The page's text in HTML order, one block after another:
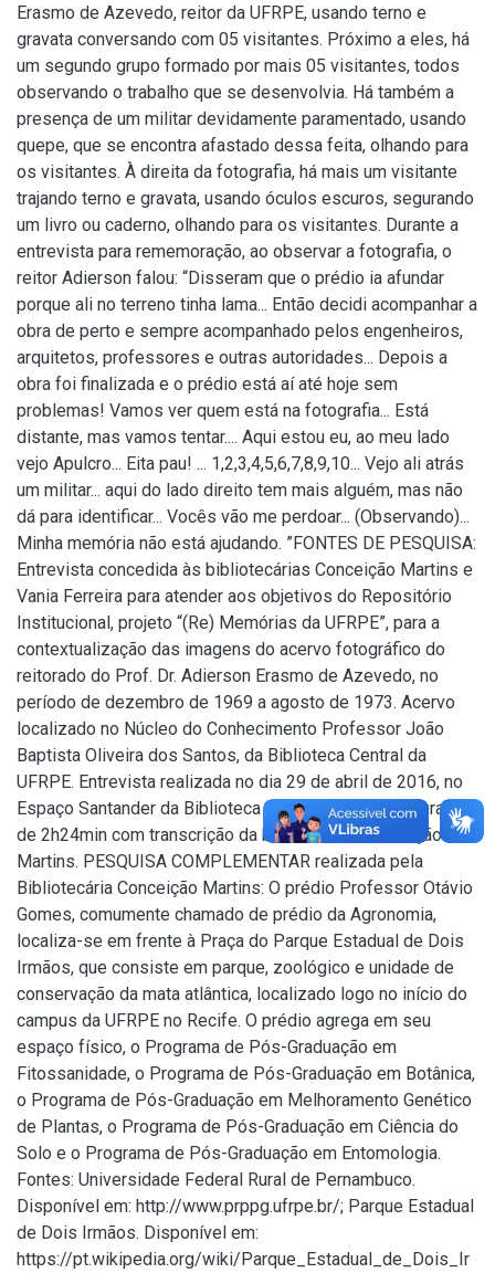
Erasmo de Azevedo, reitor da UFRPE, usando terno e
gravata conversando com 05 visitantes. Próximo a eles, há
um segundo grupo formado por mais 05 visitantes, todos
observando o trabalho que se desenvolvia. Há também a
presença de um militar devidamente paramentado, usando
quepe, que se encontra afastado dessa feita, olhando para
os visitantes. À direita da fotografia, há mais um visitante
trajando terno e gravata, usando óculos escuros, segurando
um livro ou caderno, olhando para os visitantes. Durante a
entrevista para rememoração, ao observar a fotografia, o
reitor Adierson falou: “Disseram que o prédio ia afundar
porque ali no terreno tinha lama... Então decidi acompanhar a
obra de perto e sempre acompanhado pelos engenheiros,
arquitetos, professores e outras autoridades... Depois a
obra foi finalizada e o prédio está aí até hoje sem
problemas! Vamos ver quem está na fotografia... Está
distante, mas vamos tentar.... Aqui estou eu, ao meu lado
vejo Apulcro... Eita pau! ... 1,2,3,4,5,6,7,8,9,10... Vejo ali atrás
um militar... aqui do lado direito tem mais alguém, mas não
dá para identificar... Vocês vão me perdoar... (Observando)...
Minha memória não está ajudando. ”FONTES DE PESQUISA:
Entrevista concedida às bibliotecárias Conceição Martins e
Vania Ferreira para atender aos objetivos do Repositório
Institucional, projeto “(Re) Memórias da UFRPE”, para a
contextualização das imagens do acervo fotográfico do
reitorado do Prof. Dr. Adierson Erasmo de Azevedo, no
período de dezembro de 1969 a agosto de 1973. Acervo
localizado no Núcleo do Conhecimento Professor João
Baptista Oliveira dos Santos, da Biblioteca Central da
UFRPE. Entrevista realizada no dia 29 de abril de 2016, no
Espaço Santander da Biblioteca Central da UFRPE. Duração
de 2h24min com transcrição da bibliotecária Conceição
Martins. PESQUISA COMPLEMENTAR realizada pela
Bibliotecária Conceição Martins: O prédio Professor Otávio
Gomes, comumente chamado de prédio da Agronomia,
localiza-se em frente à Praça do Parque Estadual de Dois
Irmãos, que consiste em parque, zoológico e unidade de
conservação da mata atlântica, localizado logo no início do
campus da UFRPE no Recife. O prédio agrega em seu
espaço físico, o Programa de Pós-Graduação em
Fitossanidade, o Programa de Pós-Graduação em Botânica,
o Programa de Pós-Graduação em Melhoramento Genético
de Plantas, o Programa de Pós-Graduação em Ciência do
Solo e o Programa de Pós-Graduação em Entomologia.
Fontes: Universidade Federal Rural de Pernambuco.
Disponível em: http://www.prppg.ufrpe.br/; Parque Estadual
de Dois Irmãos. Disponível em:
https://pt.wikipedia.org/wiki/Parque_Estadual_de_Dois_Ir